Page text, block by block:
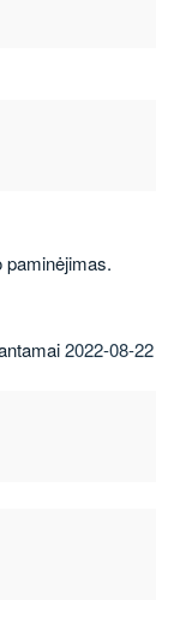
paminėjimas.
2022-08-22